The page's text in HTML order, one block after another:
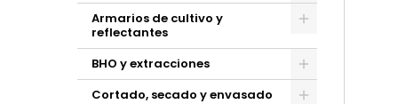
Armarios de cultivo y
reflectantes
BHO y extracciones
Cortado, secado y envasado